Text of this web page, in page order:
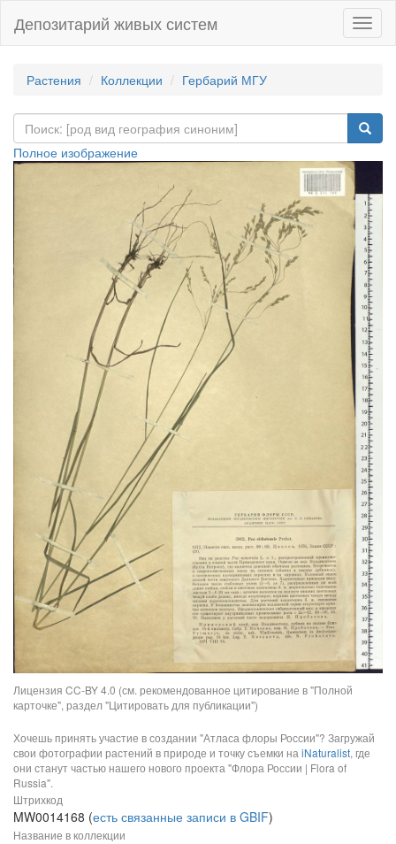
Депозитарий живых систем
Растения Коллекции Гербарий МГУ
Полное изображение
Лицензия CC-BY 4.0 (см. рекомендованное цитирование в "Полной
карточке", раздел "Цитировать для публикации")
Хочешь принять участие в создании "Атласа флоры России"? Загружай
свои фотографии растений в природе и точку съемки на iNaturalist, где
они станут частью нашего нового проекта "Флора России | Flora of
Russia".
Штрихкод
MW0014168 (есть связанные записи в GBIF)
Название в коллекции